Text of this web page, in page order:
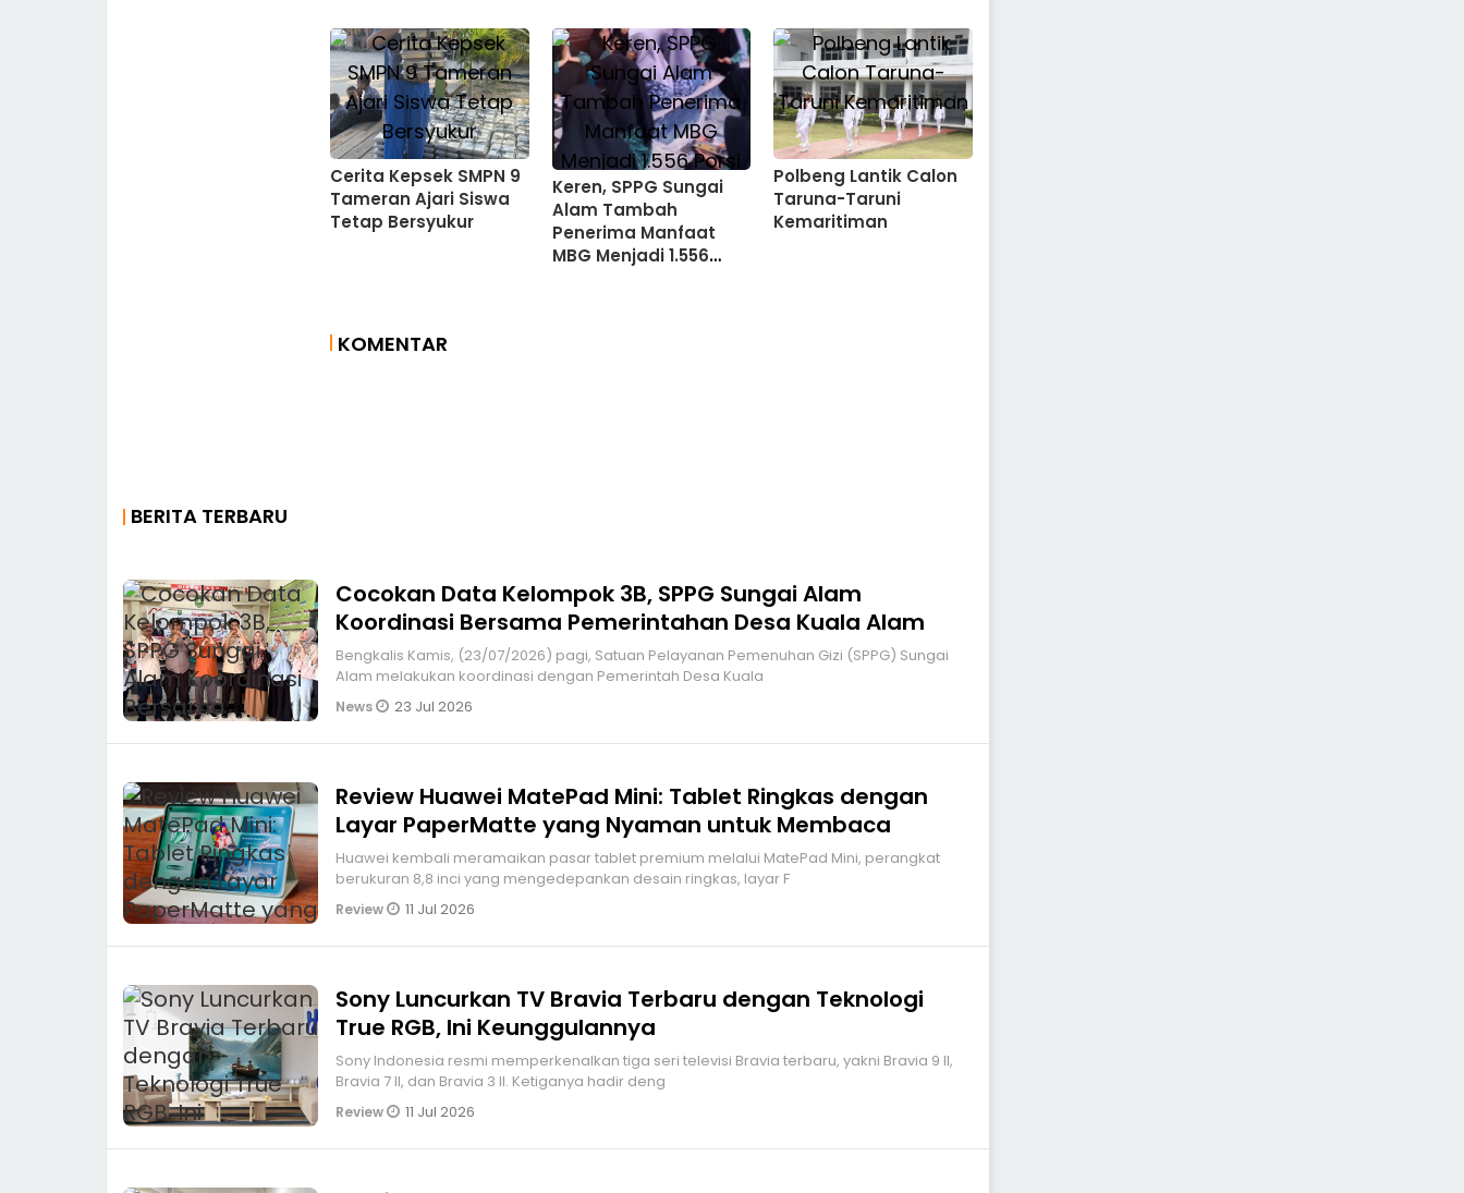
Cerita Kepsek SMPN 9
Tameran Ajari Siswa
Tetap Bersyukur
Keren, SPPG Sungai
Alam Tambah
Penerima Manfaat
MBG Menjadi 1.556
Polbeng Lantik Calon
Taruna-Taruni
Kemaritiman
KOMENTAR
BERITA TERBARU
Cocokan Data Kelompok 3B, SPPG Sungai Alam
Koordinasi Bersama Pemerintahan Desa Kuala Alam
Bengkalis Kamis, (23/07/2026) pagi, Satuan Pelayanan Pemenuhan Gizi (SPPG) Sungai
Alam melakukan koordinasi dengan Pemerintah Desa Kuala
News 23 Jul 2026
Review Huawei MatePad Mini: Tablet Ringkas dengan
Layar PaperMatte yang Nyaman untuk Membaca
Huawei kembali meramaikan pasar tablet premium melalui MatePad Mini, perangkat
berukuran 8,8 inci yang mengedepankan desain ringkas, layar F
Review 11 Jul 2026
Sony Luncurkan TV Bravia Terbaru dengan Teknologi
True RGB, Ini Keunggulannya
Sony Indonesia resmi memperkenalkan tiga seri televisi Bravia terbaru, yakni Bravia 9 II,
Bravia 7 II, dan Bravia 3 II. Ketiganya hadir deng
Review 11 Jul 2026